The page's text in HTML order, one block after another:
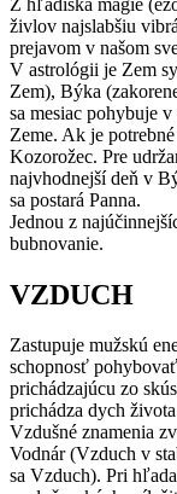
živlov najslabšiu
prejavom v našom
V astrológii je Zem
Zem), Býka
sa mesiac pohybuje
Zeme. Ak je
Kozorožec. Pre
najvhodnejší deň v
sa postará Panna.
Jednou z
bubnovanie.
VZDUCH
Zastupuje mužskú
schopnosť
prichádzajúcu zo
prichádza dych
Vzdušné znamenia
Vodnár (Vzduch v
sa Vzduch). Pri